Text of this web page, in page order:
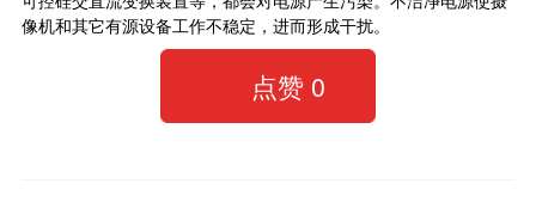
像机和其它有源设备工作不稳定，进而形成干扰。
点赞 0